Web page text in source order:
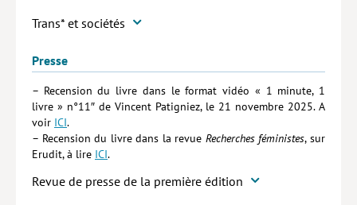
Trans* et sociétés
Presse
– Recension du livre dans le format vidéo « 1 minute, 1
livre » n°11″ de Vincent Patigniez, le 21 novembre 2025. A
voir ICI.
– Recension du livre dans la revue Recherches féministes, sur
Erudit, à lire ICI.
Revue de presse de la première édition